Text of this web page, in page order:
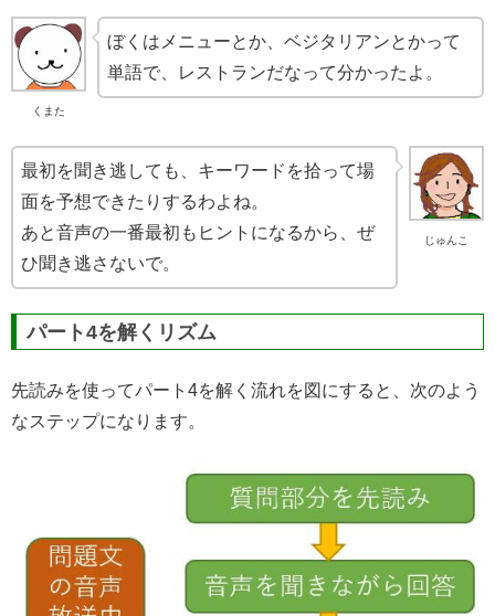
くまた
ぼくはメニューとか、ベジタリアンとかって
単語で、レストランだなって分かったよ。
じゅんこ
最初を聞き逃しても、キーワードを拾って場
面を予想できたりするわよね。
あと音声の一番最初もヒントになるから、ぜ
ひ聞き逃さないで。
パート4を解くリズム
先読みを使ってパート4を解く流れを図にすると、次のよう
なステップになります。